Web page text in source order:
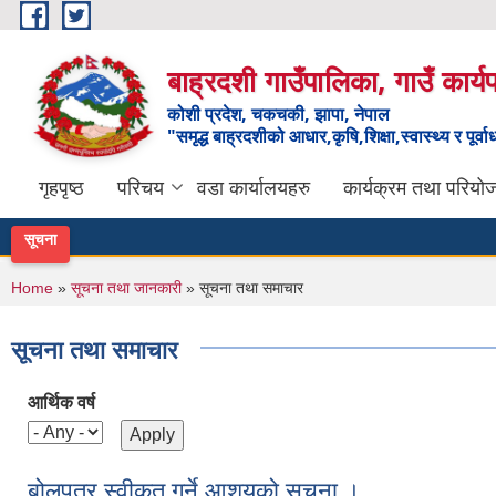
Skip to main content
बाह्रदशी गाउँपालिका, गाउँ
कोशी प्रदेश, चकचकी, झापा, नेपाल
"समृद्ध बाह्रदशीको आधार,कृषि,शिक्षा,स्वास्थ्य र
गृहपृष्ठ परिचय वडा कार्यालयहरु कार्यक्रम तथा
सूचना
You are here
Home » सूचना तथा जानकारी» सूचना तथा समाचार
सूचना तथा समाचार
आर्थिक वर्ष